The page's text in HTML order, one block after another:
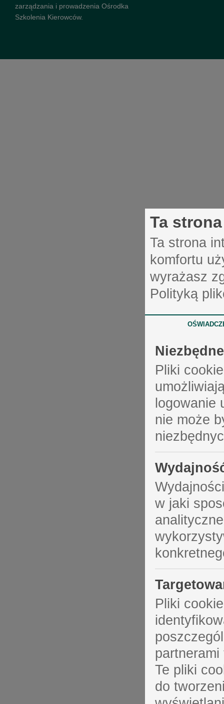
Ta
Ta strona
komfortu
wyrażasz
Polityką
Niezbędne
Pliki
logowanie
nie może
w jaki
Pliki
Te pliki
do
zarządzania i prowadzenia Ośrodka
Szkolenia Kierowców.